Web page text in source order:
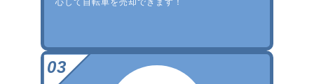
心して自転車を売却できます！